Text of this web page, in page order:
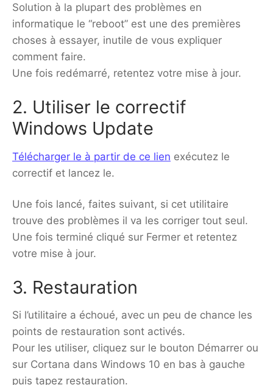
Solution à la plupart des problèmes en
informatique le “reboot” est une des premières
choses à essayer, inutile de vous expliquer
comment faire.
Une fois redémarré, retentez votre mise à jour.
2. Utiliser le correctif
Windows Update
Télécharger le à partir de ce lien exécutez le
correctif et lancez le.
Une fois lancé, faites suivant, si cet utilitaire
trouve des problèmes il va les corriger tout seul.
Une fois terminé cliqué sur Fermer et retentez
votre mise à jour.
3. Restauration
Si l’utilitaire a échoué, avec un peu de chance les
points de restauration sont activés.
Pour les utiliser, cliquez sur le bouton Démarrer ou
sur Cortana dans Windows 10 en bas à gauche
puis tapez restauration.